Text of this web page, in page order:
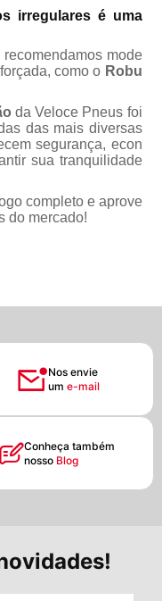
irregulares é uma
mode
como o Robu
da Veloce Pneus foi
das mais diversas
segurança, econ
sua tranquilidade
completo e aprove
do mercado!
Nos envie
um e-mail
Conheça também
nosso Blog